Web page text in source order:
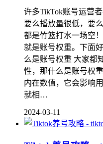
许多TikTok账号运营
要么播放量很低，要
都是竹篮打水一场空
就是账号权重。下面
么是账号权重 大家都
性，那什么是账号权
内在数值，它会影响
就相…
2024-03-11